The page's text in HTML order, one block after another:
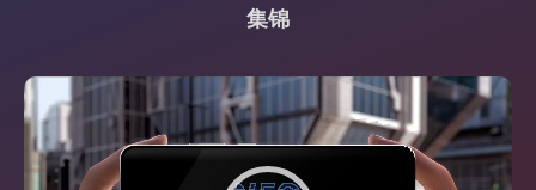
集锦
视
频
播
放